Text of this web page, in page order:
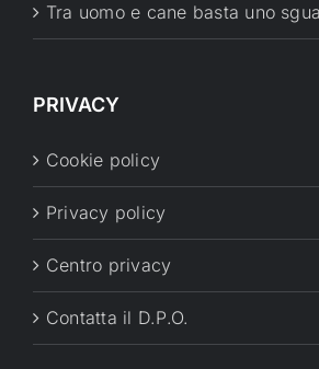
Tra uomo e cane basta uno
PRIVACY
Cookie policy
Privacy policy
Centro privacy
Contatta il D.P.O.